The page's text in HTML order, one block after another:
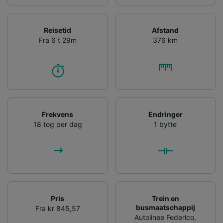
Reisetid
Fra 6 t 29m
Afstand
376 km
Frekvens
18 tog per dag
Endringer
1 bytte
Pris
Fra kr 845,57
Trein en
busmaatschappij
Autolinee Federico,